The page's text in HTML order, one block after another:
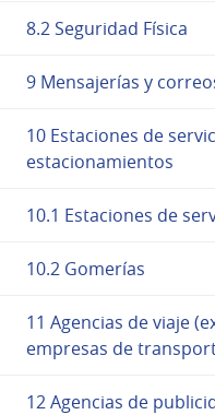
8.2 Seguridad Física
9 Mensajerías y
10 Estaciones de
estacionamientos
10.1 Estaciones de
10.2 Gomerías
11 Agencias de viaje
empresas de
12 Agencias de